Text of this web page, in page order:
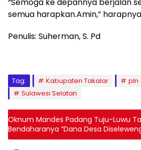
semua harapkan.Amin,”
Penulis: Suherman, S. Pd
Tag: Kabupaten Takalar
pln
Sulawesi Selatan
Oknum Mandes Padang Tuju-Luwu
Bendaharanya “Dana Desa